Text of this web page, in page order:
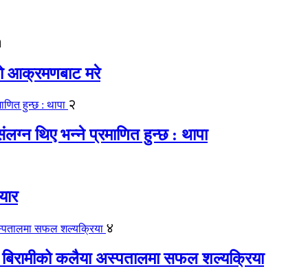
आक्रमणबाट मरे
२
थिए भन्ने प्रमाणित हुन्छ : थापा
४
कलैया अस्पतालमा सफल शल्यक्रिया